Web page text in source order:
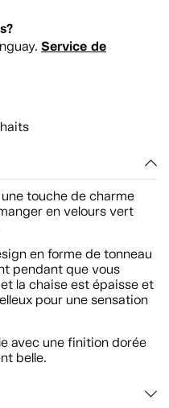
Service de
touche de charme
en velours vert
en forme de tonneau
pendant que vous
la chaise est épaisse et
pour une sensation
avec une finition dorée
belle.